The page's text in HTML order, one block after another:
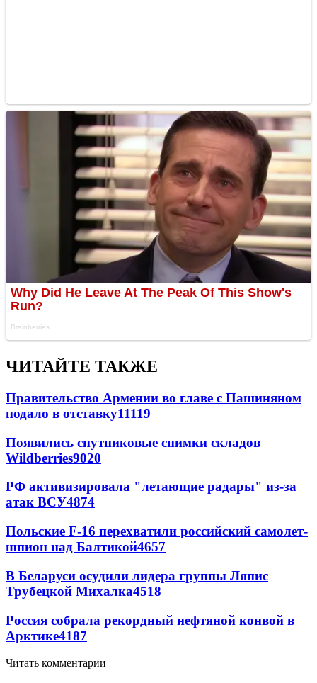
ЧИТАЙТЕ ТАКЖЕ
Правительство Армении во главе с Пашиняном
подало в отставку11119
Появились спутниковые снимки складов
Wildberries9020
РФ активизировала "летающие радары" из-за
атак ВСУ4874
Польские F-16 перехватили российский самолет-
шпион над Балтикой4657
В Беларуси осудили лидера группы Ляпис
Трубецкой Михалка4518
Россия собрала рекордный нефтяной конвой в
Арктике4187
Читать комментарии